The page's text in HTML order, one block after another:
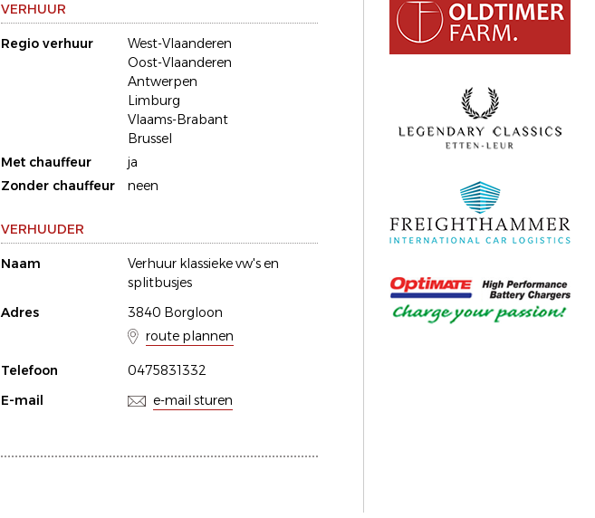
VERHUUR
Regio verhuur
West-Vlaanderen
Oost-Vlaanderen
Antwerpen
Limburg
Vlaams-Brabant
Brussel
Met chauffeur
ja
Zonder chauffeur
neen
VERHUUDER
Naam
Verhuur klassieke vw's en
splitbusjes
Adres
3840 Borgloon
route plannen
Telefoon
0475831332
E-mail
e-mail sturen